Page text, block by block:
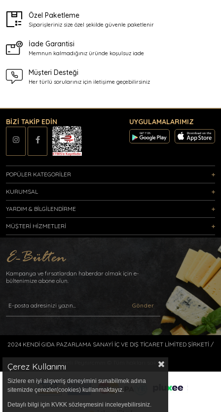
Özel Paketleme
Siparişleriniz size özel şekilde güvenle paketlenir
İade Garantisi
Memnun kalmadığınız üründe koşulsuz iade
Müşteri Desteği
Her türlü sorularınız için iletişime geçebilirsiniz
BİZİ TAKİP EDİN UYGULAMALARIMIZ
POPÜLER KATEGORİLER
KURUMSAL
YARDIM & BİLGİLENDİRME
MÜŞTERİ HİZMETLERİ
Kampanya ve fırsatlardan haberdar olmak için e-
bültenimize abone olun.
Gönder
2024 KENDİ GIDA PAZARLAMA SANAYİ İÇ VE DIŞ TİCARET LİMİTED ŞİRKETİ /
Gönenli Peynircmm © Tüm hakları saklıdır.
Çerez Kullanımı
Sizlere en iyi alışveriş deneyimini sunabilmek adına
sitemizde çerezler(cookies) kullanmaktayız.
Detaylı bilgi için KVKK sözleşmesini inceleyebilirsiniz.